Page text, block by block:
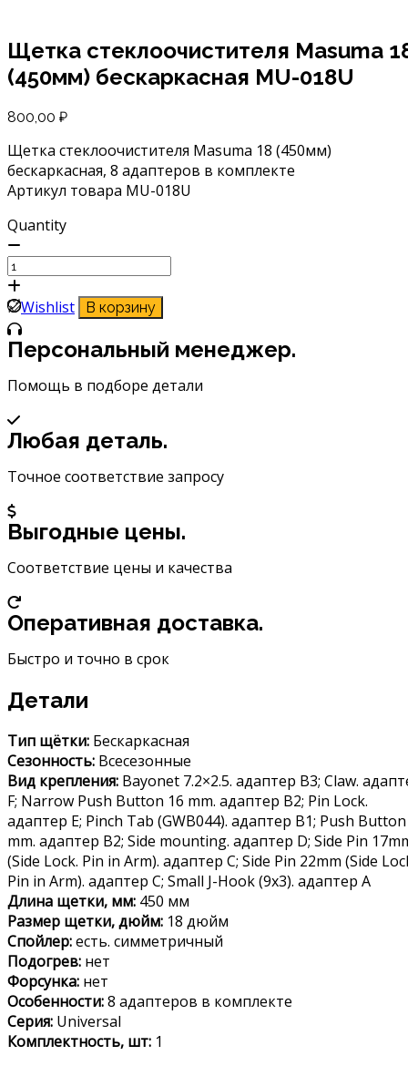
Щетка стеклоочистителя Masuma
(450мм) бескаркасная MU-018U
800,00 ₽
Щетка стеклоочистителя Masuma 18 (450мм)
бескаркасная, 8 адаптеров в комплекте
Артикул товара MU-018U
Quantity
Количество
товара
Щетка
стеклоочистителя
Masuma
18
(450мм)
MU-
018U
Wishlist В корзину
Персональный менеджер.
Помощь в подборе детали
Любая деталь.
Точное соответствие запросу
Выгодные цены.
Соответствие цены и качества
Оперативная доставка.
Быстро и точно в срок
Детали
Тип щётки: Бескаркасная
Сезонность: Всесезонные
Вид крепления: Bayonet 7.2×2.5. адаптер B3; Claw.
F; Narrow Push Button 16 mm. адаптер B2; Pin Lock.
адаптер E; Pinch Tab (GWB044). адаптер B1; Push
mm. адаптер B2; Side mounting. адаптер D; Side Pin
(Side Lock. Pin in Arm). адаптер C; Side Pin 22mm (Side
Pin in Arm). адаптер C; Small J-Hook (9х3). адаптер A
Длина щетки, мм: 450 мм
Размер щетки, дюйм: 18 дюйм
Спойлер:есть. симметричный
Подогрев: нет
Форсунка: нет
Особенности:8 адаптеров в комплекте
Серия: Universal
Комплектность, шт: 1